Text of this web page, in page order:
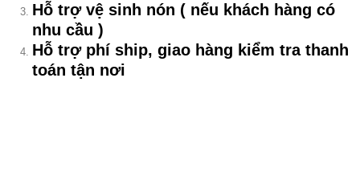
Hỗ trợ vệ sinh nón ( nếu khách hàng có
nhu cầu )
Hỗ trợ phí ship, giao hàng kiểm tra thanh
toán tận nơi